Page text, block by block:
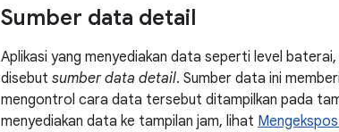
Sumber data detail
Aplikasi yang menyediakan data seperti level
disebut sumber data detail. Sumber data ini
mengontrol cara data tersebut ditampilkan pada
menyediakan data ke tampilan jam, lihat